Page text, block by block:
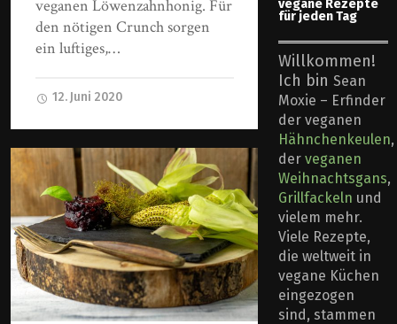
veganen Löwenzahnhonig. Für
den nötigen Crunch sorgen
ein luftiges,…
12. Juni 2020
vegane Rezepte
für jeden Tag
Willkommen!
Ich bin Sean
Moxie – Erfinder
der veganen
Hähnchenkeulen,
der veganen
Weihnachtsgans,
Grillfackeln und
vielem mehr.
Viele Rezepte,
die weltweit in
vegane Küchen
eingezogen
sind, stammen